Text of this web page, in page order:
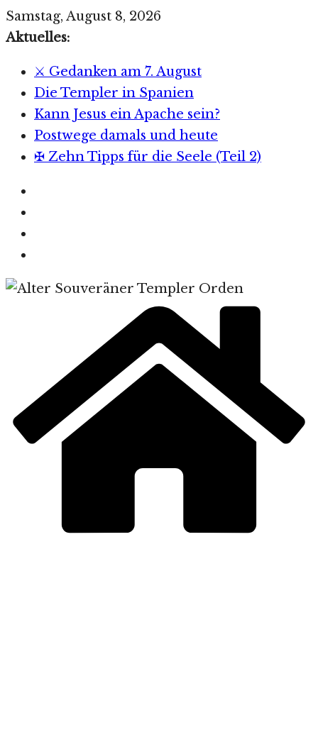
Zum
Inhalt
Samstag, August 8, 2026
Aktuelles:
⚔️ Gedanken am 7. August
Die Templer in Spanien
Kann Jesus ein Apache sein?
Postwege damals und heute
✠ Zehn Tipps für die Seele (Teil 2)